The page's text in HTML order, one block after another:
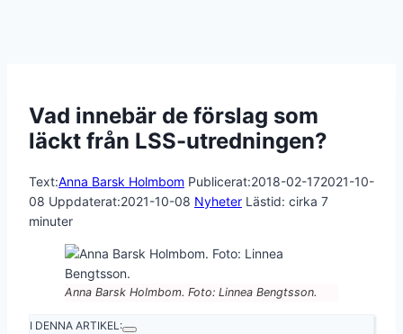
Vad innebär de förslag som
läckt från LSS-utredningen?
Text:Anna Barsk Holmbom Publicerat:2018-02-172021-10-
08 Uppdaterat:2021-10-08 Nyheter Lästid: cirka 7
minuter
Anna Barsk Holmbom. Foto: Linnea Bengtsson.
I DENNA ARTIKEL: